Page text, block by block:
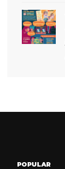
POPULAR